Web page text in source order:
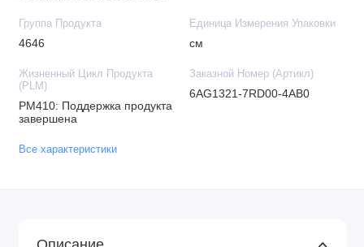
Группа Продукта
4646
Единица Измерения Упаковки
см
Жизненный Цикл Продукта
(PLM)
PM410: Поддержка продукта
завершена
Заказной Номер (Артикл)
6AG1321-7RD00-4AB0
Все характеристики